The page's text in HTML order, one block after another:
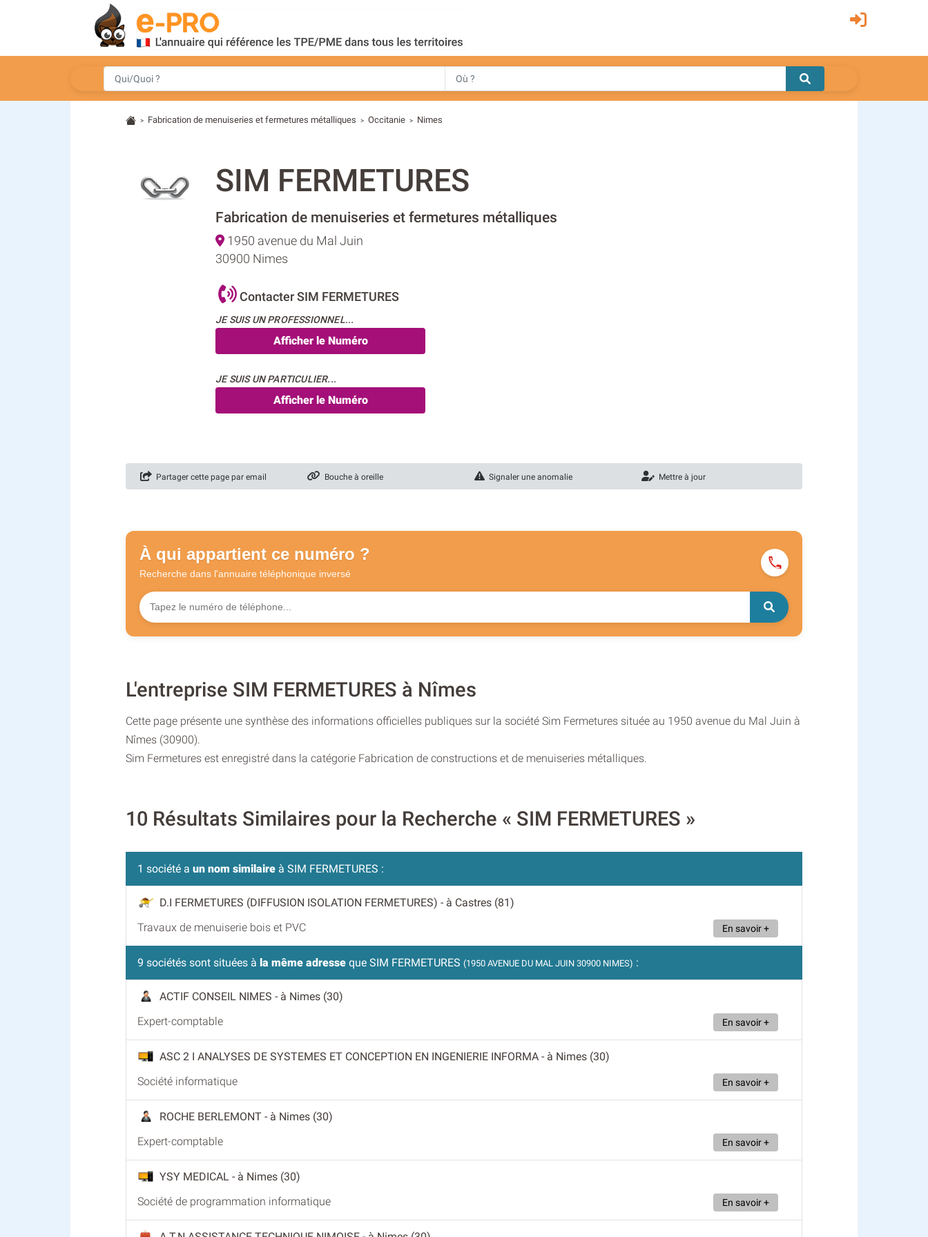
> Fabrication de menuiseries et fermetures métalliques > Occitanie > Nimes
SIM FERMETURES
Fabrication de menuiseries et fermetures métalliques
1950 avenue du Mal Juin
30900 Nimes
Contacter SIM FERMETURES
JE SUIS UN PROFESSIONNEL...
Afficher le Numéro
JE SUIS UN PARTICULIER...
Afficher le Numéro
Partager cette page par email Bouche à oreille Signaler une anomalie Mettre à jour
À qui appartient ce numéro ?
Recherche dans l'annuaire téléphonique inversé
L'entreprise SIM FERMETURES à Nîmes
Cette page présente une synthèse des informations officielles publiques sur la société Sim Fermetures située au 1950 avenue du Mal Juin à
Nîmes (30900).
Sim Fermetures est enregistré dans la catégorie Fabrication de constructions et de menuiseries métalliques.
10 Résultats Similaires pour la Recherche « SIM FERMETURES »
1 société a un nom similaire à SIM FERMETURES :
D.I FERMETURES (DIFFUSION ISOLATION FERMETURES) - à Castres (81)
Travaux de menuiserie bois et PVC
En savoir +
9 sociétés sont situées à la même adresse que SIM FERMETURES (1950 AVENUE DU MAL JUIN 30900 NIMES) :
ACTIF CONSEIL NIMES - à Nimes (30)
Expert-comptable
En savoir +
ASC 2 I ANALYSES DE SYSTEMES ET CONCEPTION EN INGENIERIE INFORMA - à Nimes (30)
Société informatique
En savoir +
ROCHE BERLEMONT - à Nimes (30)
Expert-comptable
En savoir +
YSY MEDICAL - à Nimes (30)
Société de programmation informatique
En savoir +